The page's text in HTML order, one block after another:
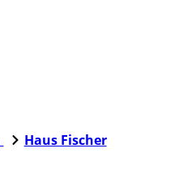
Haus Fischer